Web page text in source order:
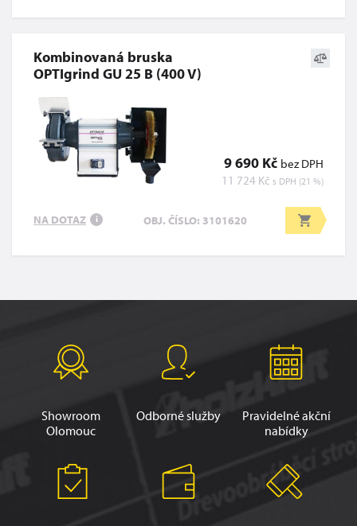
Kombinovaná bruska
OPTIgrind GU 25 B (400 V)
9 690 Kč bez DPH
11 724 Kč s DPH (21 %)
NA DOTAZ i OBJ. ČÍSLO: 3101620
Showroom
Olomouc
Odborné služby
Pravidelné akční
nabídky